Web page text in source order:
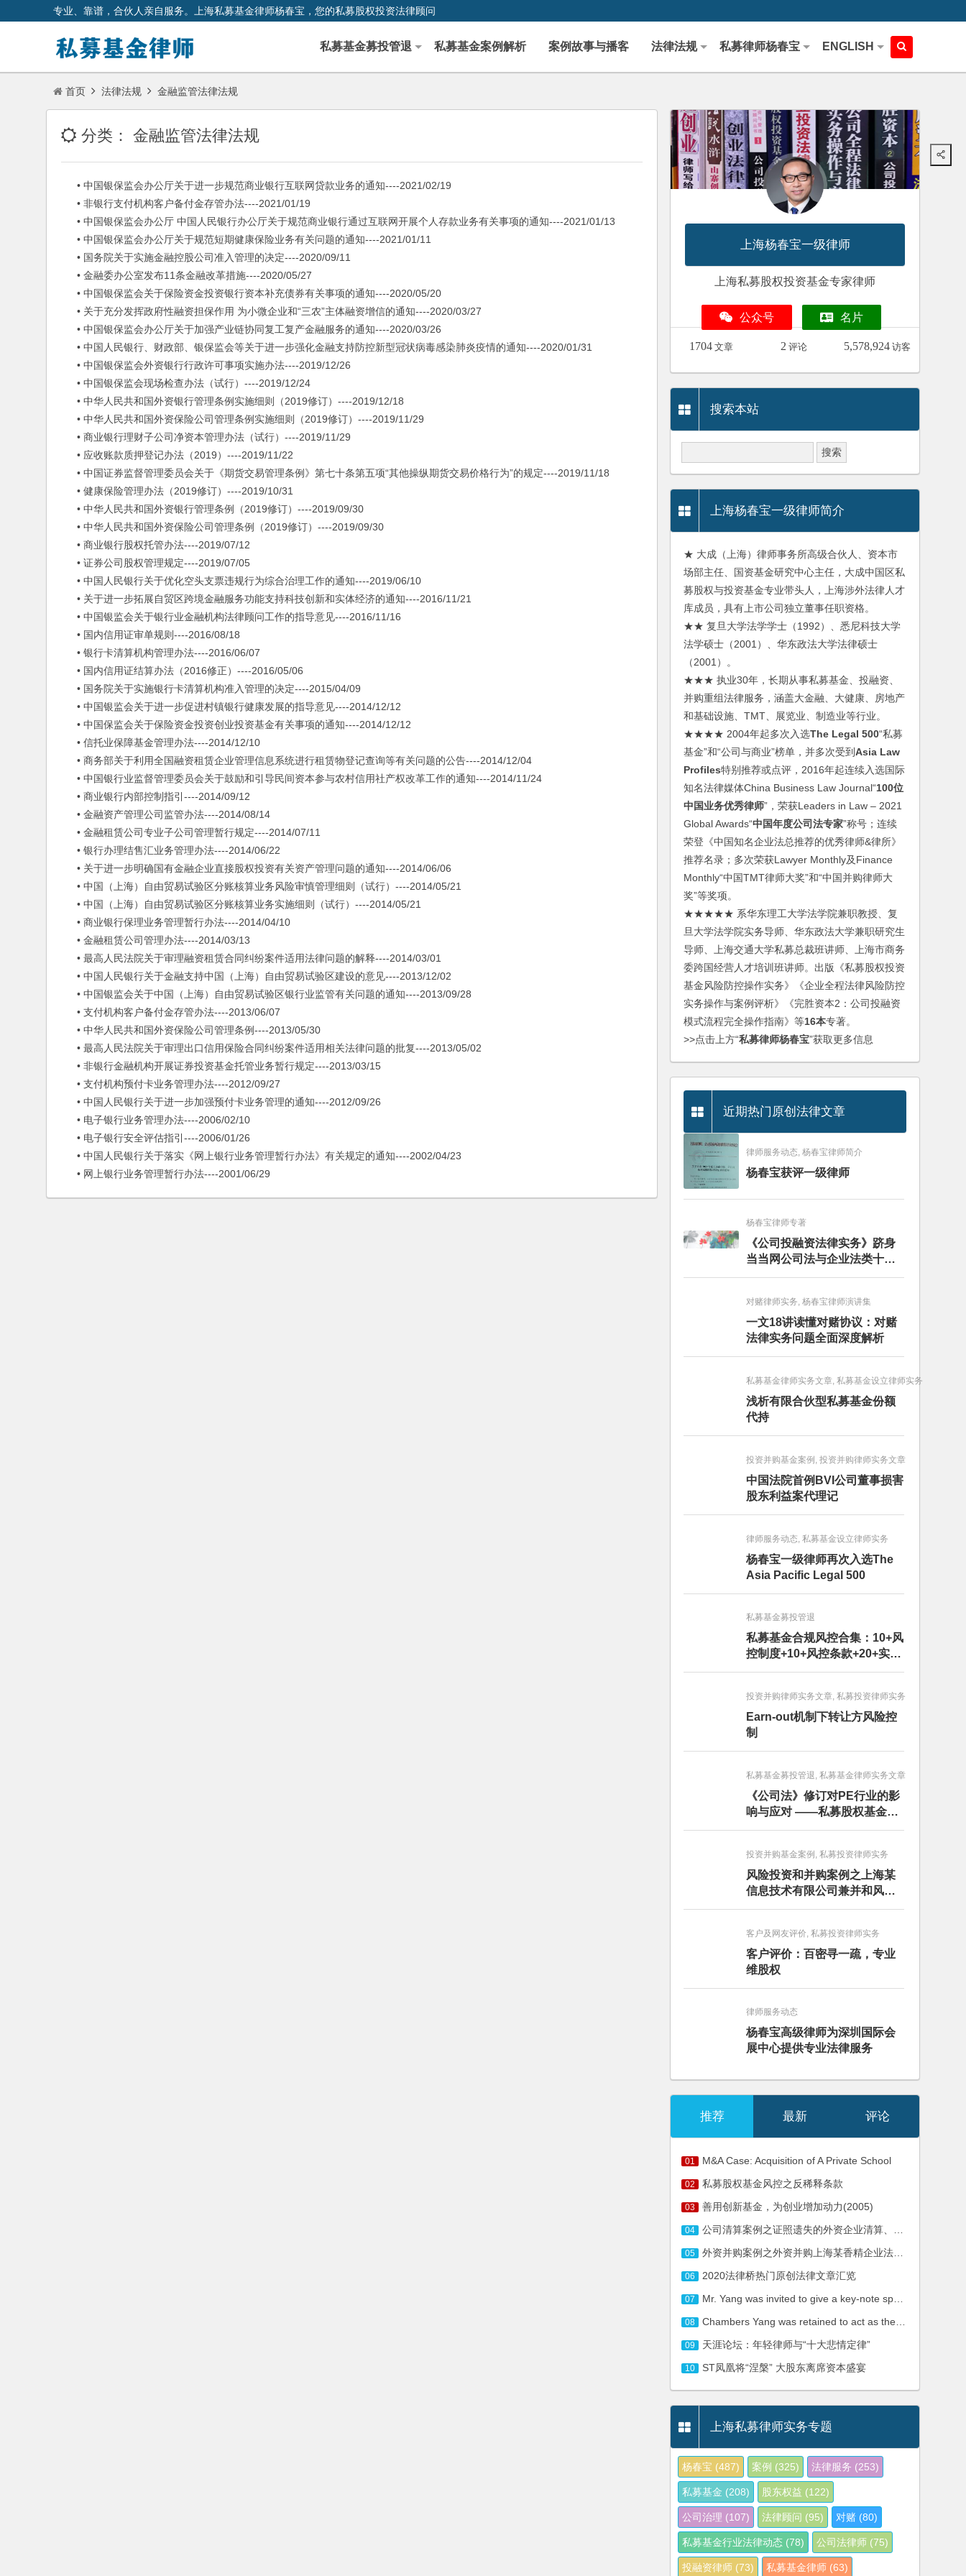
专业、靠谱，合伙人亲自服务。上海私募基金律师杨春宝，您的私募股权投资法律顾问
私募基金募投管退 私募基金案例解析 案例故事与播客 法律法规 私募律师杨春宝 ENGLISH
首页 法律法规 金融监管法律法规
分类： 金融监管法律法规
• 中国银保监会办公厅关于进一步规范商业银行互联网贷款业务的通知----2021/02/19
• 非银行支付机构客户备付金存管办法----2021/01/19
• 中国银保监会办公厅 中国人民银行办公厅关于规范商业银行通过互联网开展个人存款业务有关事项的通知----2021/01/13
• 中国银保监会办公厅关于规范短期健康保险业务有关问题的通知----2021/01/11
• 国务院关于实施金融控股公司准入管理的决定----2020/09/11
• 金融委办公室发布11条金融改革措施----2020/05/27
• 中国银保监会关于保险资金投资银行资本补充债券有关事项的通知----2020/05/20
• 关于充分发挥政府性融资担保作用 为小微企业和“三农”主体融资增信的通知----2020/03/27
• 中国银保监会办公厅关于加强产业链协同复工复产金融服务的通知----2020/03/26
• 中国人民银行、财政部、银保监会等关于进一步强化金融支持防控新型冠状病毒感染肺炎疫情的通知----2020/01/31
• 中国银保监会外资银行行政许可事项实施办法----2019/12/26
• 中国银保监会现场检查办法（试行）----2019/12/24
• 中华人民共和国外资银行管理条例实施细则（2019修订）----2019/12/18
• 中华人民共和国外资保险公司管理条例实施细则（2019修订）----2019/11/29
• 商业银行理财子公司净资本管理办法（试行）----2019/11/29
• 应收账款质押登记办法（2019）----2019/11/22
• 中国证券监督管理委员会关于《期货交易管理条例》第七十条第五项“其他操纵期货交易价格行为”的规定----2019/11/18
• 健康保险管理办法（2019修订）----2019/10/31
• 中华人民共和国外资银行管理条例（2019修订）----2019/09/30
• 中华人民共和国外资保险公司管理条例（2019修订）----2019/09/30
• 商业银行股权托管办法----2019/07/12
• 证券公司股权管理规定----2019/07/05
• 中国人民银行关于优化空头支票违规行为综合治理工作的通知----2019/06/10
• 关于进一步拓展自贸区跨境金融服务功能支持科技创新和实体经济的通知----2016/11/21
• 中国银监会关于银行业金融机构法律顾问工作的指导意见----2016/11/16
• 国内信用证审单规则----2016/08/18
• 银行卡清算机构管理办法----2016/06/07
• 国内信用证结算办法（2016修正）----2016/05/06
• 国务院关于实施银行卡清算机构准入管理的决定----2015/04/09
• 中国银监会关于进一步促进村镇银行健康发展的指导意见----2014/12/12
• 中国保监会关于保险资金投资创业投资基金有关事项的通知----2014/12/12
• 信托业保障基金管理办法----2014/12/10
• 商务部关于利用全国融资租赁企业管理信息系统进行租赁物登记查询等有关问题的公告----2014/12/04
• 中国银行业监督管理委员会关于鼓励和引导民间资本参与农村信用社产权改革工作的通知----2014/11/24
• 商业银行内部控制指引----2014/09/12
• 金融资产管理公司监管办法----2014/08/14
• 金融租赁公司专业子公司管理暂行规定----2014/07/11
• 银行办理结售汇业务管理办法----2014/06/22
• 关于进一步明确国有金融企业直接股权投资有关资产管理问题的通知----2014/06/06
• 中国（上海）自由贸易试验区分账核算业务风险审慎管理细则（试行）----2014/05/21
• 中国（上海）自由贸易试验区分账核算业务实施细则（试行）----2014/05/21
• 商业银行保理业务管理暂行办法----2014/04/10
• 金融租赁公司管理办法----2014/03/13
• 最高人民法院关于审理融资租赁合同纠纷案件适用法律问题的解释----2014/03/01
• 中国人民银行关于金融支持中国（上海）自由贸易试验区建设的意见----2013/12/02
• 中国银监会关于中国（上海）自由贸易试验区银行业监管有关问题的通知----2013/09/28
• 支付机构客户备付金存管办法----2013/06/07
• 中华人民共和国外资保险公司管理条例----2013/05/30
• 最高人民法院关于审理出口信用保险合同纠纷案件适用相关法律问题的批复----2013/05/02
• 非银行金融机构开展证券投资基金托管业务暂行规定----2013/03/15
• 支付机构预付卡业务管理办法----2012/09/27
• 中国人民银行关于进一步加强预付卡业务管理的通知----2012/09/26
• 电子银行业务管理办法----2006/02/10
• 电子银行安全评估指引----2006/01/26
• 中国人民银行关于落实《网上银行业务管理暂行办法》有关规定的通知----2002/04/23
• 网上银行业务管理暂行办法----2001/06/29
上海杨春宝一级律师
上海私募股权投资基金专家律师
公众号 名片
1704 文章 2 评论 5,578,924 访客
搜索本站
上海杨春宝一级律师简介
★ 大成（上海）律师事务所高级合伙人、资本市
场部主任、国资基金研究中心主任，大成中国区私
募股权与投资基金专业带头人，上海涉外法律人才
库成员，具有上市公司独立董事任职资格。
★★ 复旦大学法学学士（1992）、悉尼科技大学
法学硕士（2001）、华东政法大学法律硕士
（2001）。
★★★ 执业30年，长期从事私募基金、投融资、
并购重组法律服务，涵盖大金融、大健康、房地产
和基础设施、TMT、展览业、制造业等行业。
★★★★ 2004年起多次入选The Legal 500“私募
基金”和“公司与商业”榜单，并多次受到Asia Law
Profiles特别推荐或点评，2016年起连续入选国际
知名法律媒体China Business Law Journal“100位
中国业务优秀律师”，荣获Leaders in Law – 2021
Global Awards“中国年度公司法专家”称号；连续
荣登《中国知名企业法总推荐的优秀律师&律所》
推荐名录；多次荣获Lawyer Monthly及Finance
Monthly“中国TMT律师大奖”和“中国并购律师大
奖”等奖项。
★★★★★ 系华东理工大学法学院兼职教授、复
旦大学法学院实务导师、华东政法大学兼职研究生
导师、上海交通大学私募总裁班讲师、上海市商务
委跨国经营人才培训班讲师。出版《私募股权投资
基金风险防控操作实务》《企业全程法律风险防控
实务操作与案例评析》《完胜资本2：公司投融资
模式流程完全操作指南》等16本专著。
>>点击上方“私募律师杨春宝”获取更多信息
近期热门原创法律文章
律师服务动态, 杨春宝律师简介
杨春宝获评一级律师
杨春宝律师专著
《公司投融资法律实务》跻身
当当网公司法与企业法类十大
畅销图书榜
对赌律师实务, 杨春宝律师演讲集
一文18讲读懂对赌协议：对赌
法律实务问题全面深度解析
私募基金律师实务文章, 私募基金设立律师实务
浅析有限合伙型私募基金份额
代持
投资并购基金案例, 投资并购律师实务文章
中国法院首例BVI公司董事损害
股东利益案代理记
律师服务动态, 私募基金设立律师实务
杨春宝一级律师再次入选The
Asia Pacific Legal 500
私募基金募投管退
私募基金合规风控合集：10+风
控制度+10+风控条款+20+实务
文章+每月动态
投资并购律师实务文章, 私募投资律师实务
Earn-out机制下转让方风险控
制
私募基金募投管退, 私募基金律师实务文章
《公司法》修订对PE行业的影
响与应对 ——私募股权基金募
投管退篇
投资并购基金案例, 私募投资律师实务
风险投资和并购案例之上海某
信息技术有限公司兼并和风险
投资服务
客户及网友评价, 私募投资律师实务
客户评价：百密寻一疏，专业
维股权
律师服务动态
杨春宝高级律师为深圳国际会
展中心提供专业法律服务
推荐 最新 评论
01 M&A Case: Acquisition of A Private School
02 私募股权基金风控之反稀释条款
03 善用创新基金，为创业增加动力(2005)
04 公司清算案例之证照遗失的外资企业清算、注销案
05 外资并购案例之外资并购上海某香精企业法律服务
06 2020法律桥热门原创法律文章汇览
07 Mr. Yang was invited to give a key-note speech in China Food and Beverage Summit
08 Chambers Yang was retained to act as the counsel for Shanghai Vzoom Network Technology Co, Ltd.
09 天涯论坛：年轻律师与“十大悲情定律”
10 ST凤凰将“涅槃” 大股东离席资本盛宴
上海私募律师实务专题
杨春宝 (487) 案例 (325) 法律服务 (253)
私募基金 (208) 股东权益 (122)
公司治理 (107) 法律顾问 (95) 对赌 (80)
私募基金行业法律动态 (78) 公司法律师 (75)
投融资律师 (73) 私募基金律师 (63)